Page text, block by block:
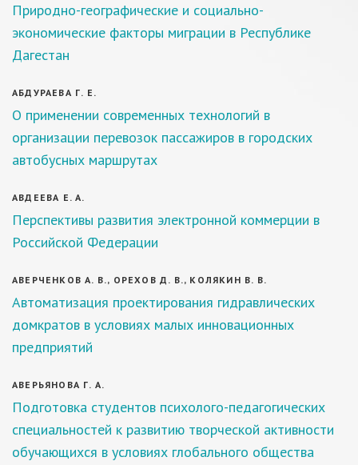
Природно-географические и социально-
экономические факторы миграции в Республике
Дагестан
АБДУРАЕВА Г. Е.
О применении современных технологий в
организации перевозок пассажиров в городских
автобусных маршрутах
АВДЕЕВА Е. А.
Перспективы развития электронной коммерции в
Российской Федерации
АВЕРЧЕНКОВ А. В., ОРЕХОВ Д. В., КОЛЯКИН В. В.
Автоматизация проектирования гидравлических
домкратов в условиях малых инновационных
предприятий
АВЕРЬЯНОВА Г. А.
Подготовка студентов психолого-педагогических
специальностей к развитию творческой активности
обучающихся в условиях глобального общества